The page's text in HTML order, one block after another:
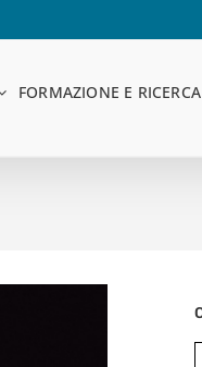
FORMAZIONE E RICERCA